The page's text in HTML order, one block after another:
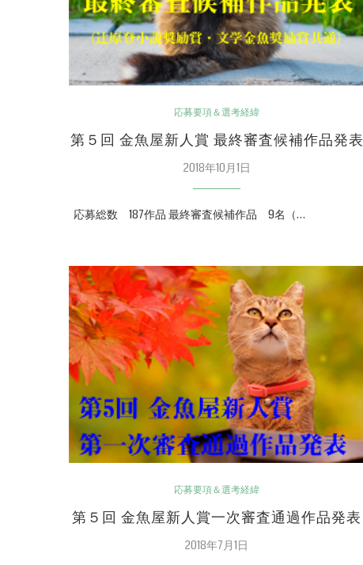
応募要項＆選考経緯
第５回 金魚屋新人賞 最終審査候補作品発表
2018年10月1日
応募総数 187作品 最終審査候補作品 9名（…
応募要項＆選考経緯
第５回 金魚屋新人賞一次審査通過作品発表
2018年7月1日